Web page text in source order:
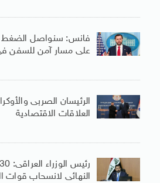
فانس: سنواصل الضغط
على مسار آمن للسفن
الرئيسان الصربى
العلاقات الاقتصادية
النهائى لانسحاب قوات